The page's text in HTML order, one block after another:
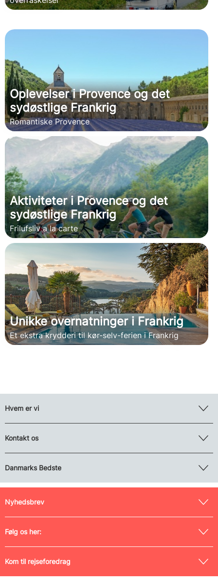
Oplevelser i Provence og det
sydøstlige Frankrig
Romantiske Provence
Aktiviteter i Provence og det
sydøstlige Frankrig
Frilufsliv a la carte
Unikke overnatninger i Frankrig
Et ekstra krydderi til kør-selv-ferien i Frankrig
Hvem er vi
Kontakt os
Danmarks Bedste
Nyhedsbrev
Følg os her:
Kom til rejseforedrag